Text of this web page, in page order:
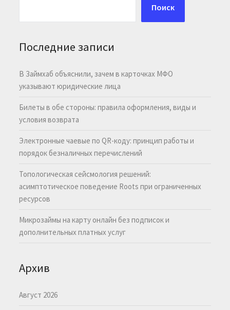
Поиск
Последние записи
В Займхаб объяснили, зачем в карточках МФО
указывают юридические лица
Билеты в обе стороны: правила оформления, виды и
условия возврата
Электронные чаевые по QR-коду: принцип работы и
порядок безналичных перечислений
Топологическая сейсмология решений:
асимптотическое поведение Roots при ограниченных
ресурсов
Микрозаймы на карту онлайн без подписок и
дополнительных платных услуг
Архив
Август 2026